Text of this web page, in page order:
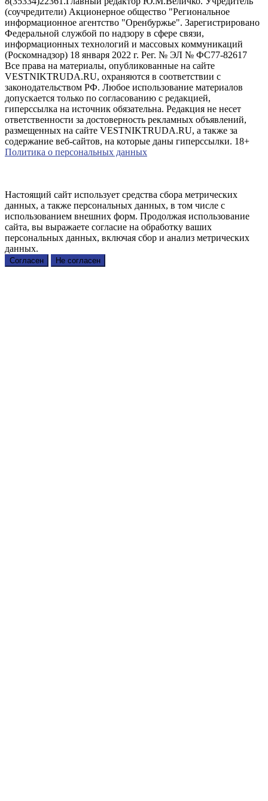
(соучредители) Акционерное общество "Региональное
информационное агентство "Оренбуржье". Зарегистрировано
Федеральной службой по надзору в сфере связи,
информационных технологий и массовых коммуникаций
(Роскомнадзор) 18 января 2022 г. Рег. № ЭЛ № ФС77-82617
Все права на материалы, опубликованные на сайте
VESTNIKTRUDA.RU, охраняются в соответствии с
законодательством РФ. Любое использование материалов
допускается только по согласованию с редакцией,
гиперссылка на источник обязательна. Редакция не несет
ответственности за достоверность рекламных объявлений,
размещенных на сайте VESTNIKTRUDA.RU, а также за
содержание веб-сайтов, на которые даны гиперссылки. 18+
Политика о персональных данных
Настоящий сайт использует средства сбора метрических
данных, а также персональных данных, в том числе с
использованием внешних форм. Продолжая использование
сайта, вы выражаете согласие на обработку ваших
персональных данных, включая сбор и анализ метрических
данных.
Согласен Не согласен